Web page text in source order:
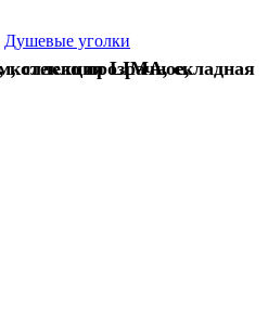
Душевые уголки